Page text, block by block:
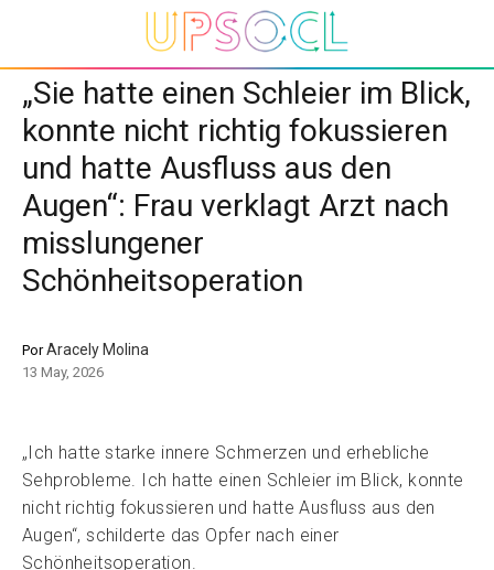
„Sie hatte einen Schleier im Blick,
konnte nicht richtig fokussieren
und hatte Ausfluss aus den
Augen“: Frau verklagt Arzt nach
misslungener
Schönheitsoperation
PorAracely Molina
13 May, 2026
„Ich hatte starke innere Schmerzen und erhebliche
Sehprobleme. Ich hatte einen Schleier im Blick, konnte
nicht richtig fokussieren und hatte Ausfluss aus den
Augen“, schilderte das Opfer nach einer
Schönheitsoperation.